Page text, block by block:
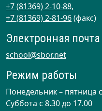
+7 (81369) 2-10-88,
+7 (81369) 2-81-96(факс)
Электронная почта
school@sbor.net
Режим работы
Понедельник – пятница
Суббота с 8.30 до 17.00